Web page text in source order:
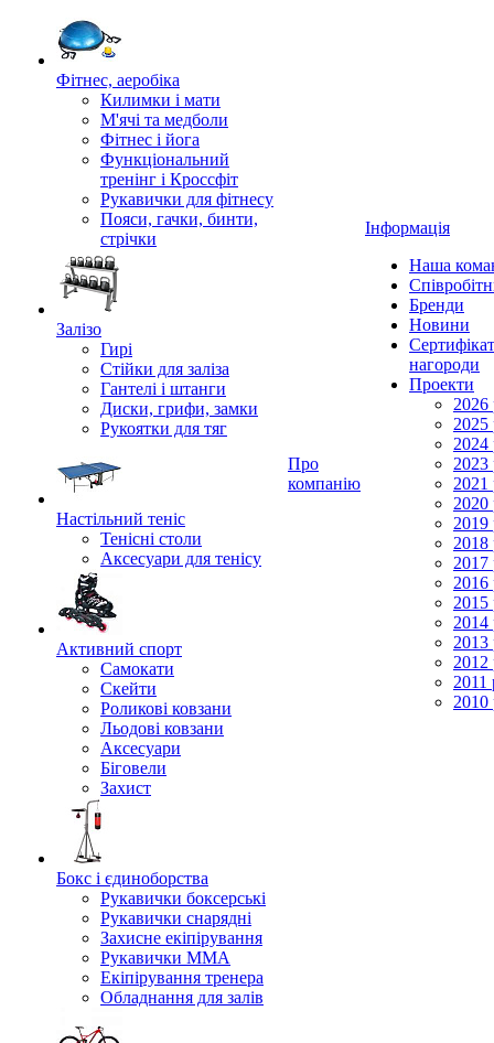
Фітнес, аеробіка
Килимки і мати
М'ячі та медболи
Фітнес і йога
Функціональний
тренінг і Кроссфіт
Рукавички для фітнесу
Пояси, гачки, бинти,
стрічки
Залізо
Гирі
Стійки для заліза
Гантелі і штанги
Диски, грифи, замки
Рукоятки для тяг
Настільний теніс
Тенісні столи
Аксесуари для тенісу
Активний спорт
Самокати
Скейти
Роликові ковзани
Льодові ковзани
Аксесуари
Біговели
Захист
Бокс і єдиноборства
Рукавички боксерські
Рукавички снарядні
Захисне екіпірування
Рукавички ММА
Екіпірування тренера
Обладнання для залів
Про
компанію
Інформація
Наша
Бренди
Новини
нагороди
Проекти
2026
2025
2024
2023
2021
2020
2019
2018
2017
2016
2015
2014
2013
2012
2011
2010